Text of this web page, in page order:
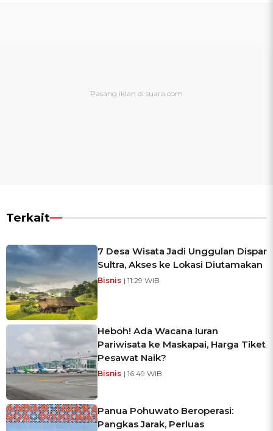
Terkait
7 Desa Wisata Jadi Unggulan Dispar
Sultra, Akses ke Lokasi Diutamakan
Bisnis | 11:29 WIB
Heboh! Ada Wacana Iuran
Pariwisata ke Maskapai, Harga Tiket
Pesawat Naik?
Bisnis | 16:49 WIB
Panua Pohuwato Beroperasi:
Pangkas Jarak, Perluas